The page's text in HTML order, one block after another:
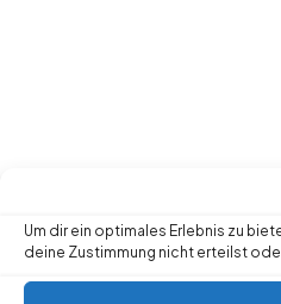
Um dir ein optimales Erlebnis zu
deine Zustimmung nicht erteilst